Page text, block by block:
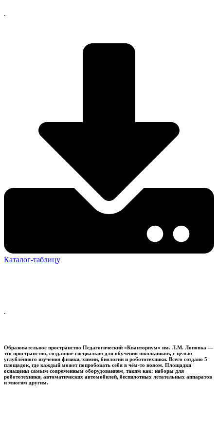
.
Каталог-таблицу
.
Образовательное пространство Педагогический «Кванториум» им. Л.М. Лоповка —
это пространство, созданное специально для обучения школьников, с целью
углублённого изучения физики, химии, биологии и робототехники. Всего создано 5
площадок, где каждый может попробовать себя в чём-то новом. Площадки
оснащены самым современным оборудованием, таким как: наборы для
робототехники, автоматических автомобилей, беспилотных летательных аппаратов
и многим другим.